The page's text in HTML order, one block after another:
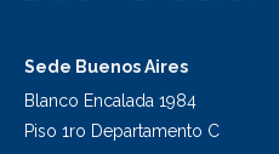
Sede Buenos Aires
Blanco Encalada 1984
Piso 1ro Departamento C